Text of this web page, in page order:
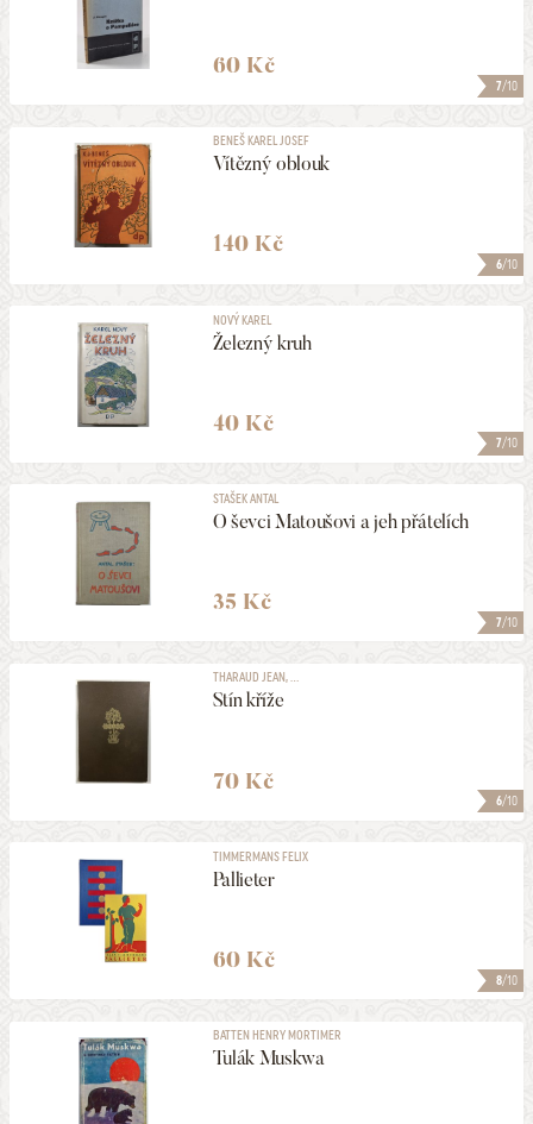
7/10
60 Kč
6/10
BENEŠ KAREL JOSEF
Vítězný oblouk
140 Kč
7/10
NOVÝ KAREL
Železný kruh
40 Kč
7/10
STAŠEK ANTAL
O ševci Matoušovi a jeh přátelích
35 Kč
6/10
THARAUD JEAN, ...
Stín kříže
70 Kč
8/10
TIMMERMANS FELIX
Pallieter
60 Kč
BATTEN HENRY MORTIMER
Tulák Muskwa